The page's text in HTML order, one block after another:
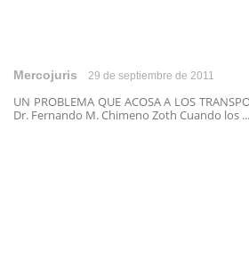
Mercojuris 29 de septiembre de 2011
UN PROBLEMA QUE ACOSA A LOS
Dr. Fernando M. Chimeno Zoth Cuando los ...